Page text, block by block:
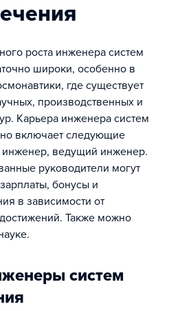
роста инженера систем
широки, особенно в
где существует
производственных и
Карьера инженера систем
включает следующие
ведущий инженер.
руководители могут
бонусы и
в зависимости от
Также можно
систем